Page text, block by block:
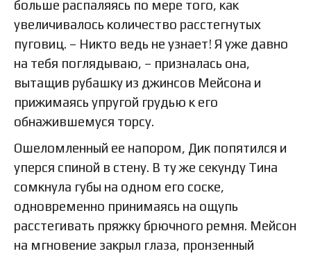
больше распаляясь по мере того, как
увеличивалось количество расстегнутых
пуговиц. – Никто ведь не узнает! Я уже давно
на тебя поглядываю, – призналась она,
вытащив рубашку из джинсов Мейсона и
прижимаясь упругой грудью к его
обнажившемуся торсу.
Ошеломленный ее напором, Дик попятился и
уперся спиной в стену. В ту же секунду Тина
сомкнула губы на одном его соске,
одновременно принимаясь на ощупь
расстегивать пряжку брючного ремня. Мейсон
на мгновение закрыл глаза, пронзенный